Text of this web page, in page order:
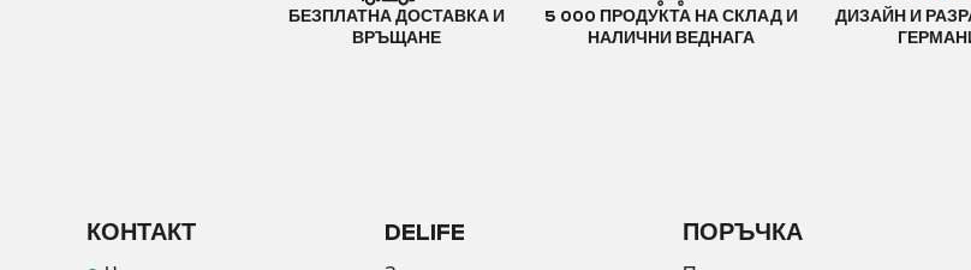
БЕЗПЛАТНА ДОСТАВКА И
ВРЪЩАНЕ
5 000 ПРОДУКТА НА СКЛАД И
НАЛИЧНИ ВЕДНАГА
ДИЗАЙН И
КОНТАКТ DELIFE ПОРЪЧКА